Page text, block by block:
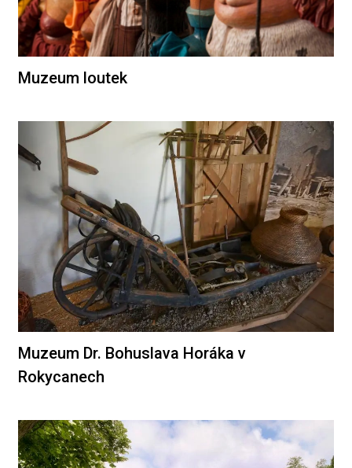
Muzeum loutek
Muzeum Dr. Bohuslava Horáka v
Rokycanech